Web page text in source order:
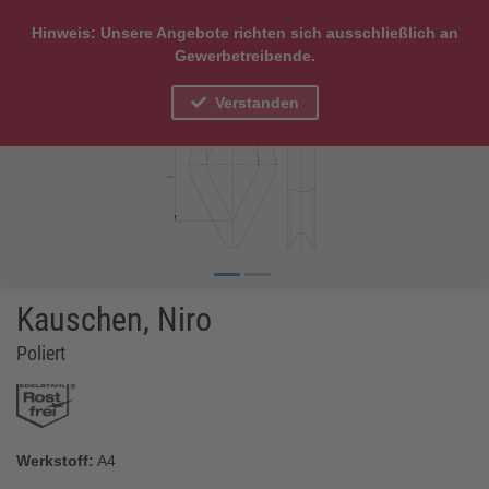
Hinweis: Unsere Angebote richten sich ausschließlich an
Gewerbetreibende.
Verstanden
Kauschen, Niro
Poliert
Werkstoff: A4